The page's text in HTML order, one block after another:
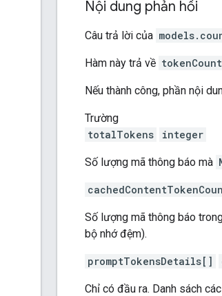
Nội dung phản hồi
Câu trả lời của
Hàm này trả về tokenCount
Nếu thành công, phần nội
Trường
totalTokens
integer
Số lượng mã thông báo mà
Số lượng mã thông báo
bộ nhớ đệm).
promptTokensDetails[]
Chỉ có đầu ra. Danh sách